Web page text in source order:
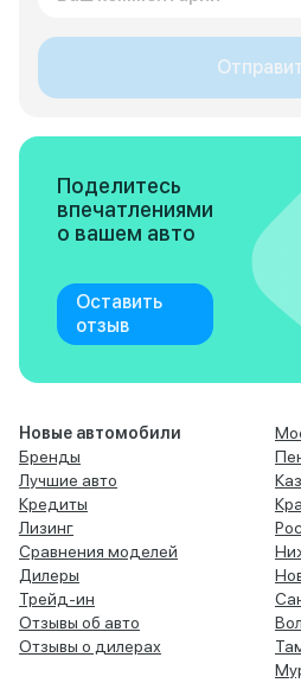
Поделитесь
впечатлениями
о вашем авто
Оставить
отзыв
Новые автомобили
Бренды
Лучшие авто
Кредиты
Лизинг
Сравнения моделей
Дилеры
Трейд-ин
Отзывы об авто
Отзывы о дилерах